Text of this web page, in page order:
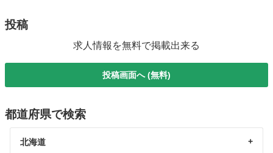
投稿
求人情報を無料で掲載出来る
投稿画面へ (無料)
都道府県で検索
北海道